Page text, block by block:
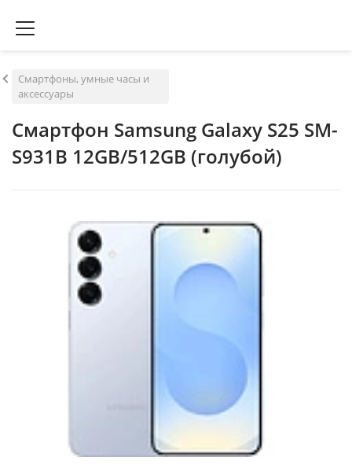
Смартфоны, умные часы и
аксессуары
Смартфон Samsung Galaxy S25 SM-
S931B 12GB/512GB (голубой)